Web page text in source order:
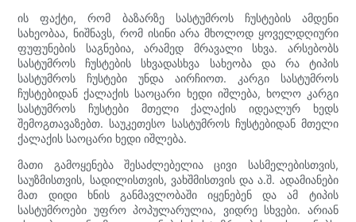
ის ფაქტი, რომ ბაზარზე სასტუმროს ჩუსტების ამდენი
სახეობაა, ნიშნავს, რომ ისინი არა მხოლოდ ყოველდღიური
ფუფუნების საგნებია, არამედ მრავალი სხვა. არსებობს
სასტუმროს ჩუსტების სხვადასხვა სახეობა და რა ტიპის
სასტუმროს ჩუსტები უნდა აირჩიოთ. კარგი სასტუმროს
ჩუსტებიდან ქალაქის საოცარი ხედი იშლება, ხოლო კარგი
სასტუმროს ჩუსტები მთელი ქალაქის იდეალურ ხედს
შემოგთავაზებთ. საუკეთესო სასტუმროს ჩუსტებიდან მთელი
ქალაქის საოცარი ხედი იშლება.
მათი გამოყენება შესაძლებელია ცივი სასმელებისთვის,
საუზმისთვის, სადილისთვის, ვახშმისთვის და ა.შ. ადამიანები
მათ დიდი ხნის განმავლობაში იყენებენ და ამ ტიპის
სასტუმროები უფრო პოპულარულია, ვიდრე სხვები. არიან